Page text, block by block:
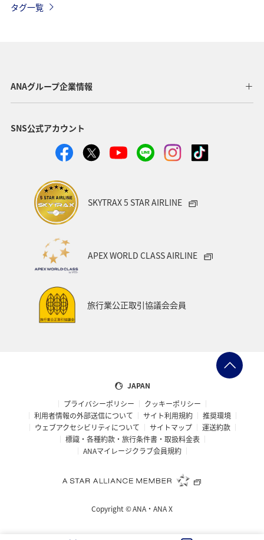
夏 沖縄 名古屋 フォトジェニックな写真を撮る
ワカサギ 川
タグ一覧
ANAグループ企業情報
SNS公式アカウント
SKYTRAX 5 STAR AIRLINE
APEX WORLD CLASS AIRLINE
旅行業公正取引協議会会員
JAPAN
プライバシーポリシー
クッキーポリシー
利用者情報の外部送信について
サイト利用規約
推奨環境
ウェブアクセシビリティについて
サイトマップ
運送約款
標識・各種約款・旅行条件書・取扱料金表
ANAマイレージクラブ会員規約
Copyright ©ANA・ANA X